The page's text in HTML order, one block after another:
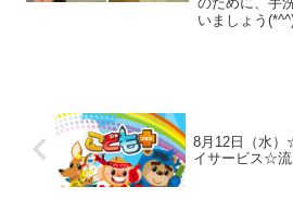
ペルガー症
いましょう
8月12日（水
イサービス☆流